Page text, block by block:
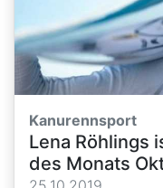
Kanurennsport
Lena Röhlings
des Monats